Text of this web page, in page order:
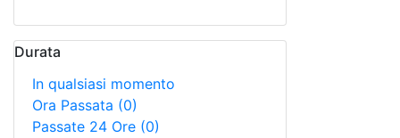
Durata
In qualsiasi momento
Ora Passata (0)
Passate 24 Ore (0)